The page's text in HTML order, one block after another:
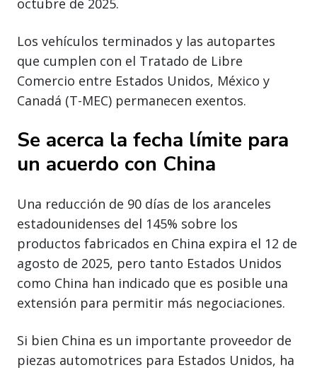
Los vehículos terminados y las autopartes
que cumplen con el Tratado de Libre
Comercio entre Estados Unidos, México y
Canadá (T-MEC) permanecen exentos.
Se acerca la fecha límite para
un acuerdo con China
Una reducción de 90 días de los aranceles
estadounidenses del 145% sobre los
productos fabricados en China expira el 12 de
agosto de 2025, pero tanto Estados Unidos
como China han indicado que es posible una
extensión para permitir más negociaciones.
Si bien China es un importante proveedor de
piezas automotrices para Estados Unidos, ha